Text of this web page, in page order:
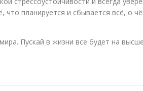
что планируется и сбывается всё, о
Пускай в жизни все будет на